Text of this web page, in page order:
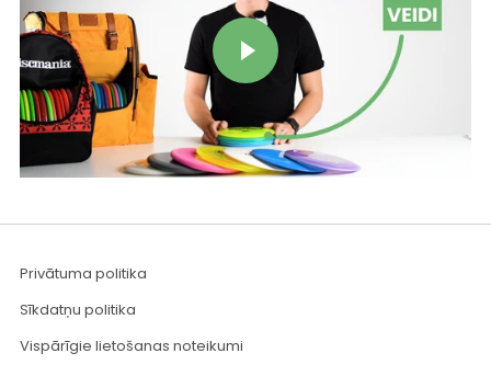
Play video
Privātuma politika
Sīkdatņu politika
Vispārīgie lietošanas noteikumi